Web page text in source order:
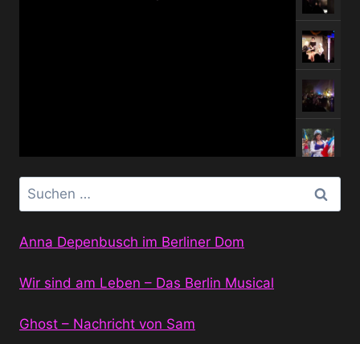
Suchen
nach:
Anna Depenbusch im Berliner Dom
Wir sind am Leben – Das Berlin Musical
Ghost – Nachricht von Sam